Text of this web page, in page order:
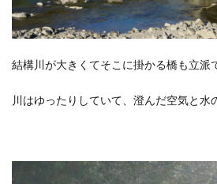
結構川が大きくてそこに掛かる橋も立派
川はゆったりしていて、澄んだ空気と水